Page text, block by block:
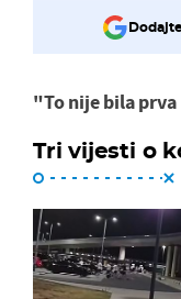
"To nije bila
Tri vijesti o